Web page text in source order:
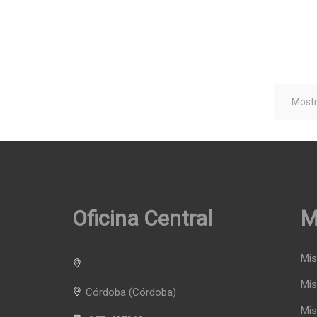
Oficina Central
Córdoba (Córdoba)